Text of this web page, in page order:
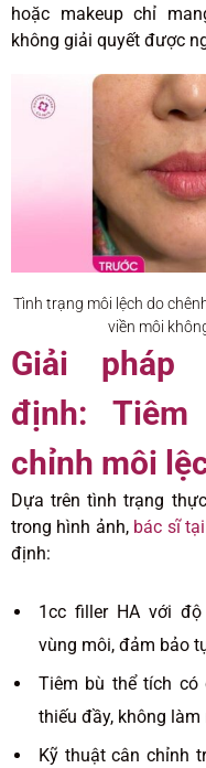
hoặc makeup chỉ
không giải quyết được
Tình trạng môi lệch do
viền môi
Giải pháp
định:
chỉnh môi
Dựa trên tình trạng
trong hình ảnh, bác sĩ
định:
1cc filler HA với
vùng môi, đảm bảo
Tiêm bù thể tích có
thiếu đầy, không
Kỹ thuật cân chỉnh